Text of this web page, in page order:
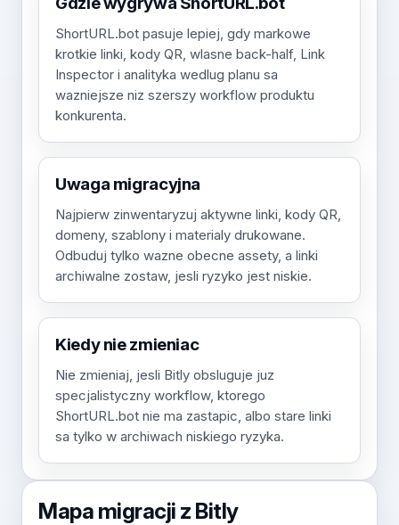
ShortURL.bot pasuje lepiej, gdy markowe
krotkie linki, kody QR, wlasne back-half, Link
Inspector i analityka wedlug planu sa
wazniejsze niz szerszy workflow produktu
konkurenta.
Uwaga migracyjna
Najpierw zinwentaryzuj aktywne linki, kody QR,
domeny, szablony i materialy drukowane.
Odbuduj tylko wazne obecne assety, a linki
archiwalne zostaw, jesli ryzyko jest niskie.
Kiedy nie zmieniac
Nie zmieniaj, jesli Bitly obsluguje juz
specjalistyczny workflow, ktorego
ShortURL.bot nie ma zastapic, albo stare linki
sa tylko w archiwach niskiego ryzyka.
Mapa migracji z Bitly